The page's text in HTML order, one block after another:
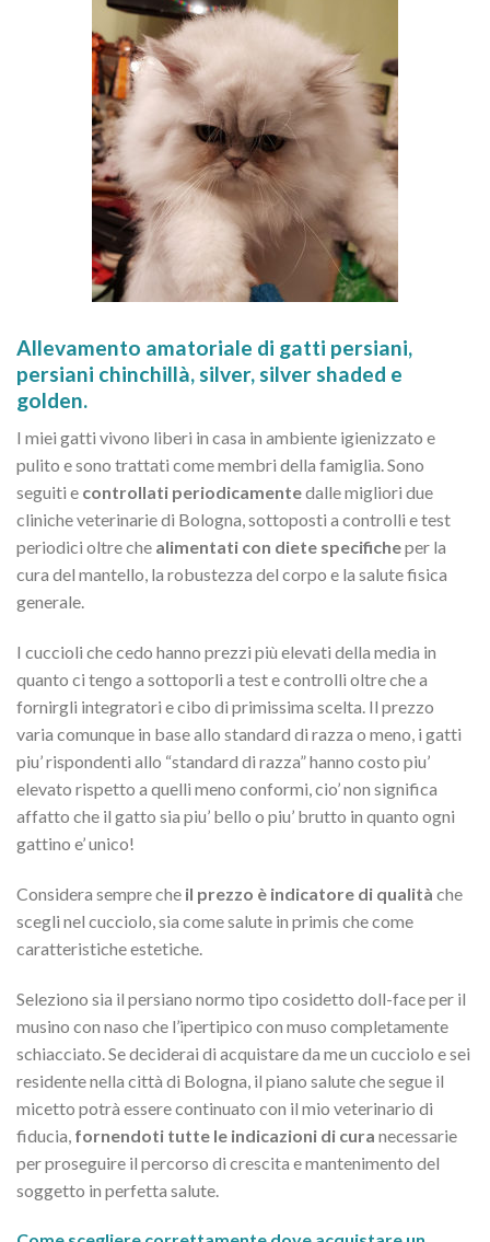
Allevamento amatoriale di gatti persiani,
persiani chinchillà, silver, silver shaded e
golden.
I miei gatti vivono liberi in casa in ambiente igienizzato e
pulito e sono trattati come membri della famiglia. Sono
seguiti e controllati periodicamentedalle migliori due
cliniche veterinarie di Bologna, sottoposti a controlli e test
periodici oltre che alimentati con diete specificheper la
cura del mantello, la robustezza del corpo e la salute fisica
generale.
I cuccioli che cedo hanno prezzi più elevati della media in
quanto ci tengo a sottoporli a test e controlli oltre che a
fornirgli integratori e cibo di primissima scelta. Il prezzo
varia comunque in base allo standard di razza o meno, i gatti
piu’ rispondenti allo “standard di razza” hanno costo piu’
elevato rispetto a quelli meno conformi, cio’ non significa
affatto che il gatto sia piu’ bello o piu’ brutto in quanto ogni
gattino e’ unico!
Considera sempre che il prezzo è indicatore di qualità che
scegli nel cucciolo, sia come salute in primis che come
caratteristiche estetiche.
Seleziono sia il persiano normo tipo cosidetto doll-face per il
musino con naso che l’ipertipico con muso completamente
schiacciato. Se deciderai di acquistare da me un cucciolo e sei
residente nella città di Bologna, il piano salute che segue il
micetto potrà essere continuato con il mio veterinario di
fiducia, fornendoti tutte le indicazioni di cura necessarie
per proseguire il percorso di crescita e mantenimento del
soggetto in perfetta salute.